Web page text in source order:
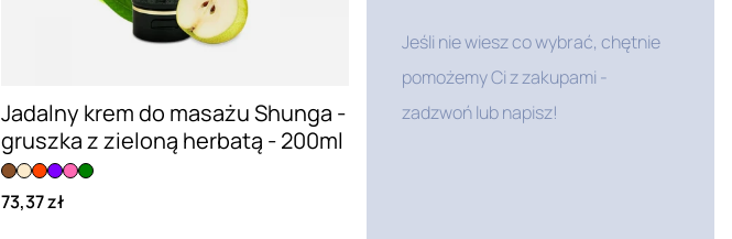
Jadalny krem do masażu Shunga -
gruszka z zieloną herbatą - 200ml
73,37 zł
Jeśli nie wiesz co wybrać, chętnie
pomożemy Ci z zakupami -
zadzwoń lub napisz!